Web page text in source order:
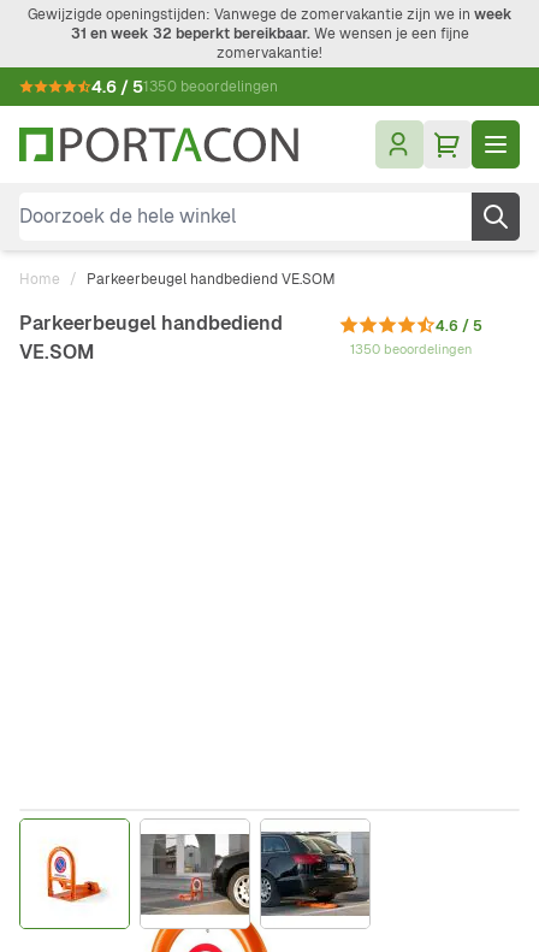
Ga naar de inhoud
Gewijzigde openingstijden: Vanwege de zomervakantie zijn we in week
31 en week 32 beperkt bereikbaar.We wensen je een fijne
zomervakantie!
4.6 / 51350 beoordelingen
Doorzoek de hele winkel
Home / Parkeerbeugel handbediend VE.SOM
Parkeerbeugel handbediend
VE.SOM
4.6 / 5
1350 beoordelingen
View larger imageView larger imageView larger image